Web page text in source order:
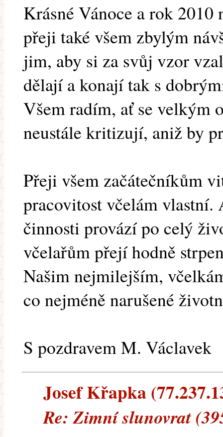
Krásné Vánoce a rok
přeji také všem zbylým
jim, aby si za svůj vzor
dělají a konají tak s
Všem radím, ať se velkým
neustále kritizují, aniž by
Přeji všem začátečníkům
pracovitost včelám vlastní.
činnosti provází po celý
včelařům přejí hodně
Našim nejmilejším,
co nejméně narušené
S pozdravem M. Václavek
Josef Křapka
Re: Zimní slunovrat